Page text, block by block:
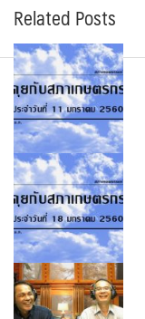
Related Posts